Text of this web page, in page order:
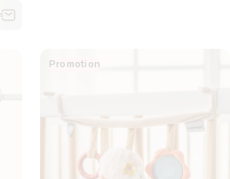
Jouet à Suspendre Mila, Lana
Promotion